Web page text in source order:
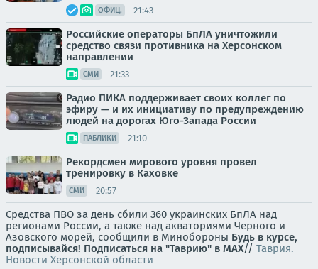
ОФИЦ. 21:43
Российские операторы БпЛА уничтожили
средство связи противника на Херсонском
направлении
СМИ 21:33
Радио ПИКА поддерживает своих коллег по
эфиру — и их инициативу по предупреждению
людей на дорогах Юго-Запада России
ПАБЛИКИ 21:10
Рекордсмен мирового уровня провел
тренировку в Каховке
СМИ 20:57
Средства ПВО за день сбили 360 украинских БпЛА над
регионами России, а также над акваториями Черного и
Азовского морей, сообщили в Минобороны Будь в курсе,
подписывайся! Подписаться на "Таврию" в MAX// Таврия.
Новости Херсонской области